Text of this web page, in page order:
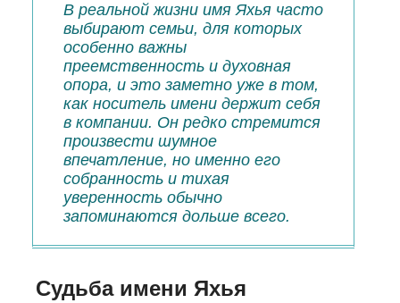
В реальной жизни имя Яхья часто
выбирают семьи, для которых
особенно важны
преемственность и духовная
опора, и это заметно уже в том,
как носитель имени держит себя
в компании. Он редко стремится
произвести шумное
впечатление, но именно его
собранность и тихая
уверенность обычно
запоминаются дольше всего.
Судьба имени Яхья